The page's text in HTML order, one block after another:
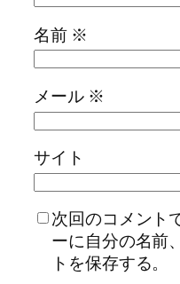
名前 ※
メール ※
サイト
次回のコメント
ーに自分の名前
トを保存する。